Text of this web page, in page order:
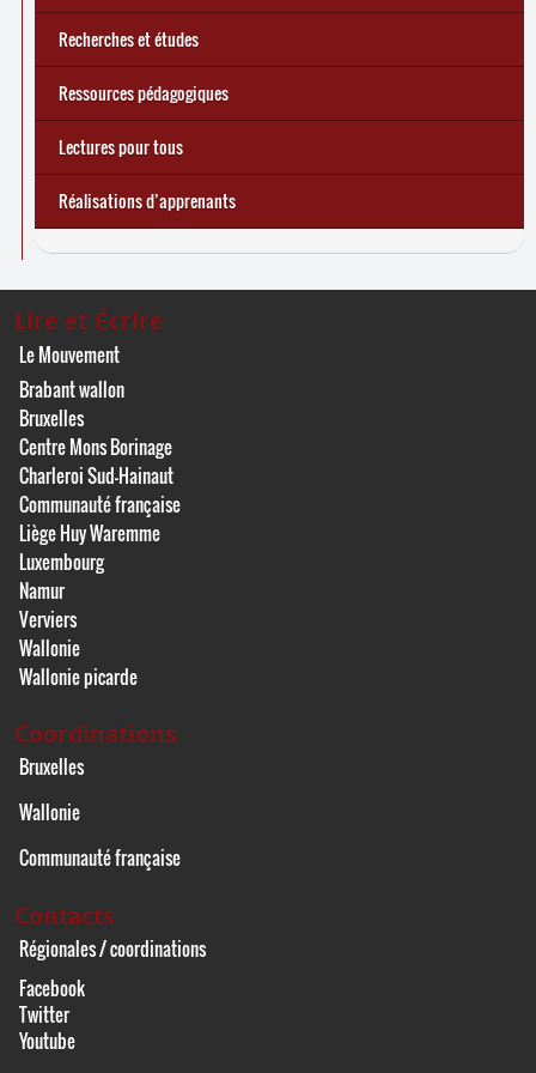
Recherches et études
Ressources pédagogiques
Lectures pour tous
Réalisations d’apprenants
Lire et Écrire
Le Mouvement
Brabant wallon
Bruxelles
Centre Mons Borinage
Charleroi Sud-Hainaut
Communauté française
Liège Huy Waremme
Luxembourg
Namur
Verviers
Wallonie
Wallonie picarde
Coordinations
Bruxelles
Wallonie
Communauté française
Contacts
Régionales / coordinations
Facebook
Twitter
Youtube